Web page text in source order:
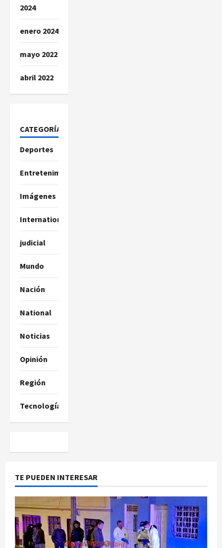
2024
enero 2024
mayo 2022
abril 2022
CATEGORÍAS
Deportes
Entretenimiento
Imágenes
International
judicial
Mundo
Nación
National
Noticias
Opinión
Región
Tecnología
TE PUEDEN INTERESAR